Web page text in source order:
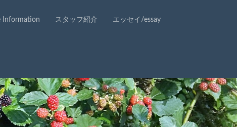
Information スタッフ紹介 エッセイ/essay